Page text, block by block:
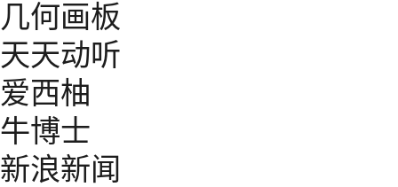
几何画板
天天动听
爱西柚
牛博士
新浪新闻